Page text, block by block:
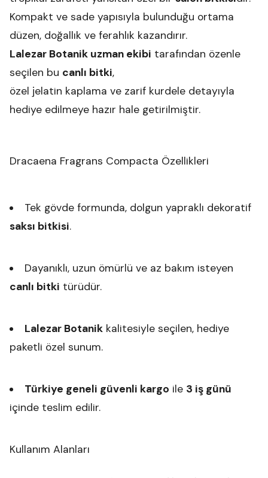
Kompakt ve sade yapısıyla bulunduğu ortama
düzen, doğallık ve ferahlık kazandırır.
Lalezar Botanik uzman ekibi tarafından özenle
seçilen bu canlı bitki,
özel jelatin kaplama ve zarif kurdele detayıyla
hediye edilmeye hazır hale getirilmiştir.
Dracaena Fragrans Compacta Özellikleri
Tek gövde formunda, dolgun yapraklı dekoratif
saksı bitkisi.
Dayanıklı, uzun ömürlü ve az bakım isteyen
canlı bitki türüdür.
Lalezar Botanikkalitesiyle seçilen, hediye
paketli özel sunum.
Türkiye geneli güvenli kargo ile 3 iş günü
içinde teslim edilir.
Kullanım Alanları